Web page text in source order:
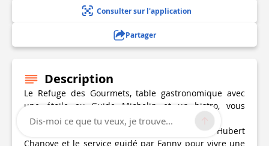
Consulter sur l'application
Partager
Description
Le Refuge des Gourmets, table gastronomique avec
une étoile au Guide Michelin et un bistro, vous
propose une cuisine de saison.
Laissez-vous transporter par la cuisine d'Hubert
Chanove et le service guidé par Fanny pour vivre une
Dis-moi ce que tu veux, je trouve...